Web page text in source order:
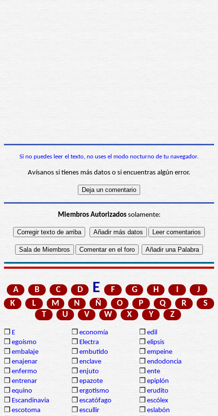
Si no puedes leer el texto, no uses el modo nocturno de tu navegador.
Avísanos si tienes más datos o si encuentras algún error.
Miembros Autorizadossolamente:
A B C D E F G H I
J
K
L M N Ñ O P Q R
S
T
U V W X Y Z
❒ E ❒ economía ❒ edil
❒ egoísmo ❒ Electra ❒ elipsis
❒ embalaje ❒ embutido ❒ empeine
❒ enajenar ❒ enclave ❒ endodoncia
❒ enfermo ❒ enjuto ❒ ente
❒ entrenar ❒ epazote ❒ epiplón
❒ equino ❒ ergotismo ❒ erudito
❒ Escandinavia ❒ escatófago ❒ escólex
❒ escotoma ❒ escullir ❒ eslabón